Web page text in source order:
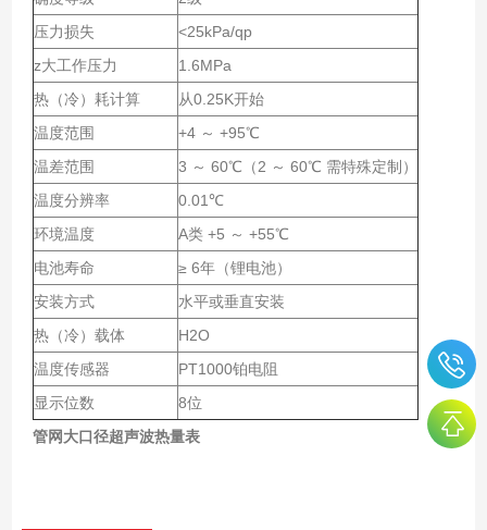
压力损失
<25kPa/qp
z大工作压力
1.6MPa
热（冷）耗计算
从0.25K开始
温度范围
+4 ～ +95℃
温差范围
3 ～ 60℃（2 ～ 60℃ 需特殊定制）
温度分辨率
0.01℃
环境温度
A类 +5 ～ +55℃
电池寿命
≥ 6年（锂电池）
安装方式
水平或垂直安装
热（冷）载体
H2O
温度传感器
PT1000铂电阻
显示位数
8位
管网大口径超声波热量表